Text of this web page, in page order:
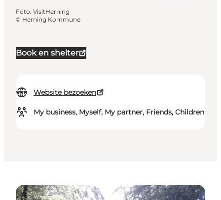
Book en shelter
Website bezoeken
My business, Myself, My partner, Friends, Children
Foto: VisitHerning
© Herning Kommune